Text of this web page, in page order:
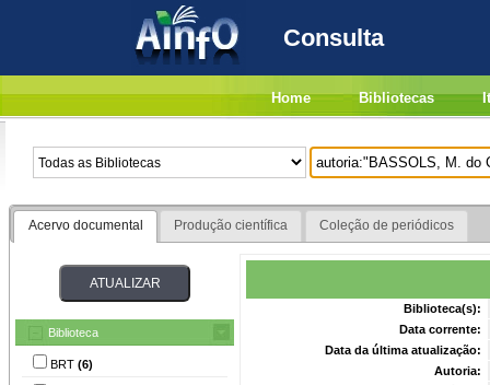
Consulta
Home Bibliotecas
Acervo documental Produção científica Coleção de periódicos
Biblioteca
BRT (6)
Biblioteca(s):
Data corrente:
Data da última atualização:
Autoria: